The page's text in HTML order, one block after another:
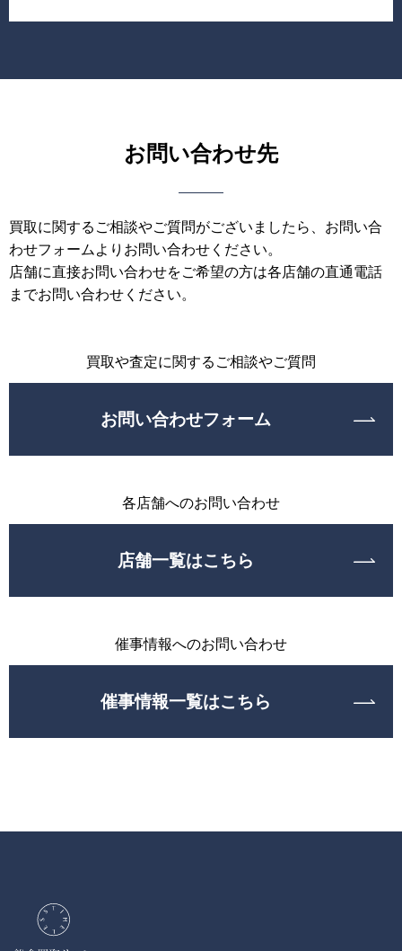
お問い合わせ先
買取に関するご相談やご質問がございましたら、お問い合
わせフォームよりお問い合わせください。
店舗に直接お問い合わせをご希望の方は各店舗の直通電話
までお問い合わせください。
買取や査定に関するご相談やご質問
お問い合わせフォーム
各店舗へのお問い合わせ
店舗一覧はこちら
催事情報へのお問い合わせ
催事情報一覧はこちら